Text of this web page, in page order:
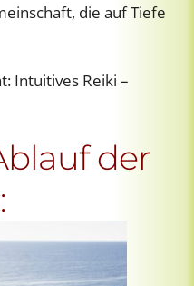
die auf Tiefe
Intuitives Reiki –
der